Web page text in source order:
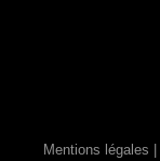
Mentions légales |